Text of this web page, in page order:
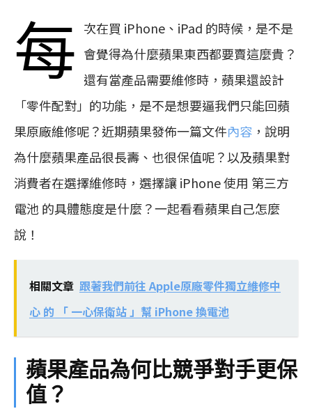
每 次在買 iPhone、iPad 的時候，是不是
會覺得為什麼蘋果東西都要賣這麼貴？
還有當產品需要維修時，蘋果還設計
「零件配對」的功能，是不是想要逼我們只能回蘋
果原廠維修呢？近期蘋果發佈一篇文件內容 ，說明
為什麼蘋果產品很長壽、也很保值呢？以及蘋果對
消費者在選擇維修時，選擇讓 iPhone 使用 第三方
電池 的具體態度是什麼？一起看看蘋果自己怎麼
說！
相關文章 跟著我們前往 Apple原廠零件獨立維修中
心 的 「 一心保衛站 」幫 iPhone 換電池
蘋果產品為何比競爭對手更保
值？